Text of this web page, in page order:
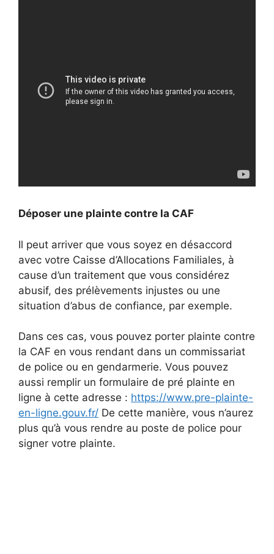
Déposer une plainte contre la CAF
Il peut arriver que vous soyez en désaccord
avec votre Caisse d’Allocations Familiales, à
cause d’un traitement que vous considérez
abusif, des prélèvements injustes ou une
situation d’abus de confiance, par exemple.
Dans ces cas, vous pouvez porter plainte contre
la CAF en vous rendant dans un commissariat
de police ou en gendarmerie. Vous pouvez
aussi remplir un formulaire de pré plainte en
ligne à cette adresse : https://www.pre-plainte-
en-ligne.gouv.fr/ De cette manière, vous n’aurez
plus qu’à vous rendre au poste de police pour
signer votre plainte.